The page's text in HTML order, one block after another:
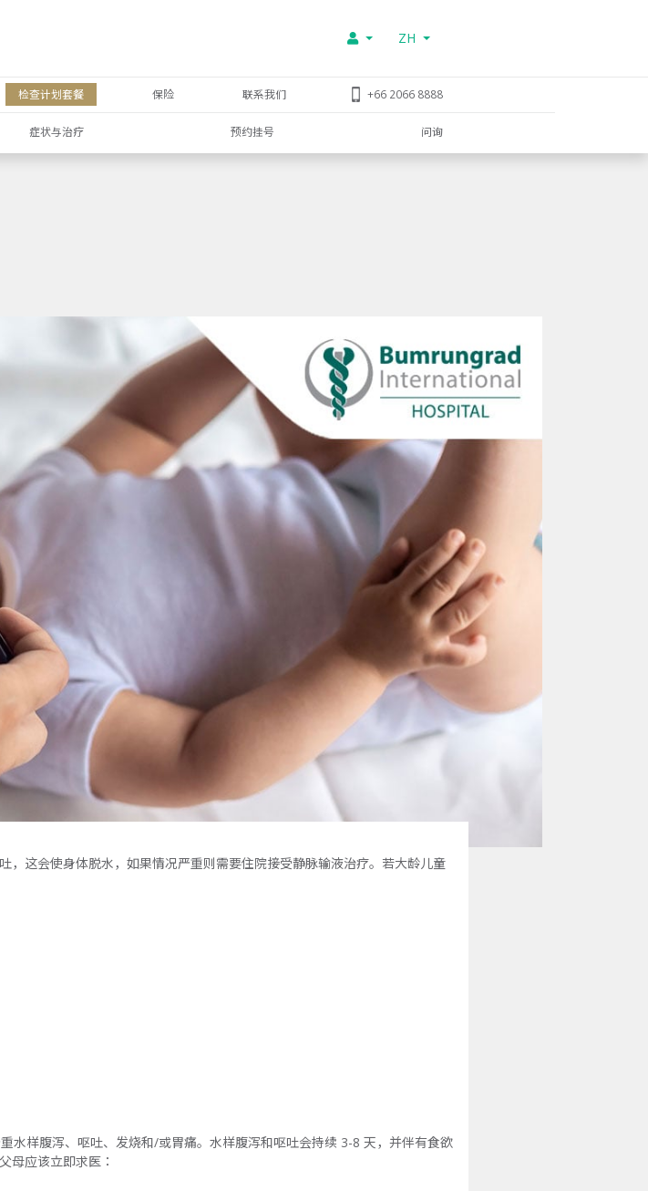
ZH
检查计划套餐 保险 联系我们 +66 2066 8888
症状与治疗 预约挂号 问询
这会使身体脱水，如果情况严重则需要住院接受静脉输液治疗。若大龄儿童
水样腹泻、呕吐、发烧和/或胃痛。水样腹泻和呕吐会持续 3-8 天，并伴有食欲
母应该立即求医：